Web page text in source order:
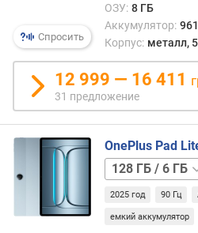
у
е
л
о
и
й
Спросить
ОЗУ: 8 ГБ
Аккумулятор:
Корпус: металл,
12 999 — 16 411
31 предложение
OnePlus Pad
128 ГБ
/
ГБ128 ГБ
2025 год 90 Гц
емкий аккумулятор